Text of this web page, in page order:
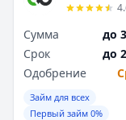
Сумма
до
Срок
до
Одобрение
Займ для всех
Первый займ 0%